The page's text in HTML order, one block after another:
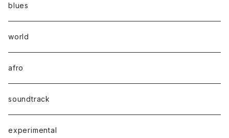
blues
world
afro
soundtrack
experimental